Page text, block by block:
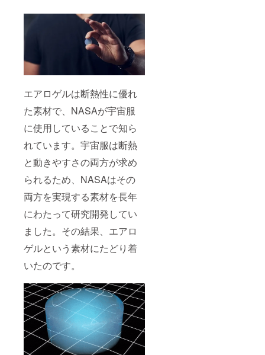
エアロゲルは断熱性に優れ
た素材で、NASAが宇宙服
に使用していることで知ら
れています。宇宙服は断熱
と動きやすさの両方が求め
られるため、NASAはその
両方を実現する素材を長年
にわたって研究開発してい
ました。その結果、エアロ
ゲルという素材にたどり着
いたのです。